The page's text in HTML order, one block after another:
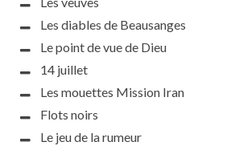
Les diables de Beausanges
Le point de vue de Dieu
14 juillet
Les mouettes Mission Iran
Flots noirs
Le jeu de la rumeur